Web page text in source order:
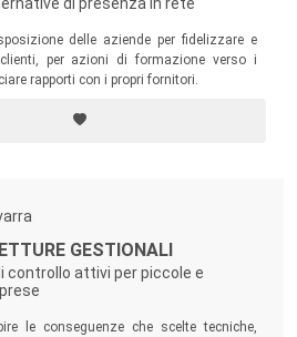
delle aziende per fidelizzare e
per azioni di formazione verso i
rapporti con i propri fornitori.
GESTIONALI
controllo attivi per piccole e
le conseguenze che scelte tecniche,